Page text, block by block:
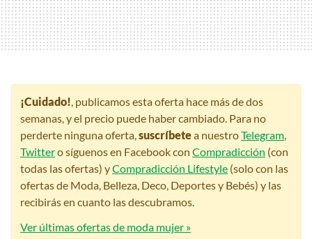
¡Cuidado!, publicamos esta oferta hace más de dos
semanas, y el precio puede haber cambiado. Para no
perderte ninguna oferta,suscríbetea nuestroTelegram,
Twittero síguenos en Facebook con Compradicción (con
todas las ofertas) yCompradicción Lifestyle (solo con las
ofertas de Moda, Belleza, Deco, Deportes y Bebés) y las
recibirás en cuanto las descubramos.
Ver últimas ofertas de moda mujer »